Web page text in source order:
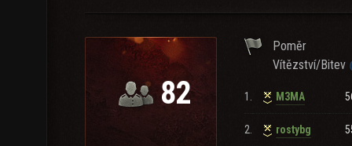
82
Poměr
Vítězství/Bitev
1. M3MA
2. rostybg